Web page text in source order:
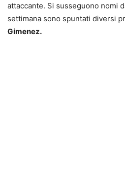
attaccante. Si susseguono nomi
settimana sono spuntati diversi
Gimenez.